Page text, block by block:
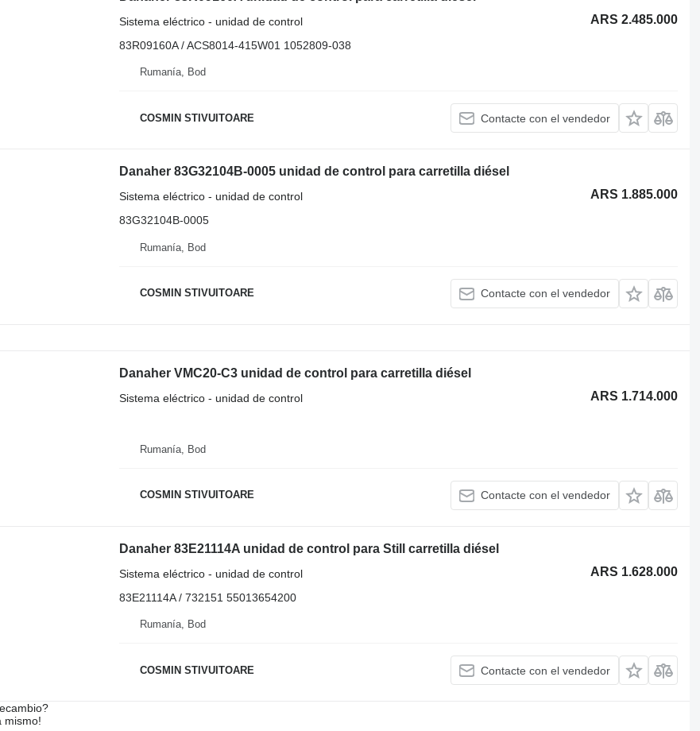
ARS 2.485.000
Sistema eléctrico - unidad de control
83R09160A / ACS8014-415W01 1052809-038
Rumanía, Bod
COSMIN STIVUITOARE Contacte con el vendedor
Danaher 83G32104B-0005 unidad de control para carretilla diésel
ARS 1.885.000
Sistema eléctrico - unidad de control
83G32104B-0005
Rumanía, Bod
COSMIN STIVUITOARE Contacte con el vendedor
Danaher VMC20-C3 unidad de control para carretilla diésel
ARS 1.714.000
Sistema eléctrico - unidad de control
Rumanía, Bod
COSMIN STIVUITOARE Contacte con el vendedor
Danaher 83E21114A unidad de control para Still carretilla diésel
ARS 1.628.000
Sistema eléctrico - unidad de control
83E21114A / 732151 55013654200
Rumanía, Bod
COSMIN STIVUITOARE Contacte con el vendedor
mismo!